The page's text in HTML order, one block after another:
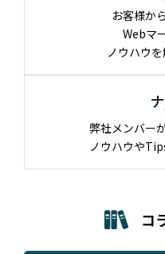
お客様か
Webマ
ノウハウを
弊社メンバー
ノウハウや
コ